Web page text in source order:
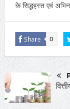
के सिद्धहस्त एवं
Share 0